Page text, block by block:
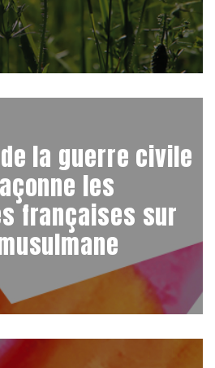
la guerre civile
les
françaises sur